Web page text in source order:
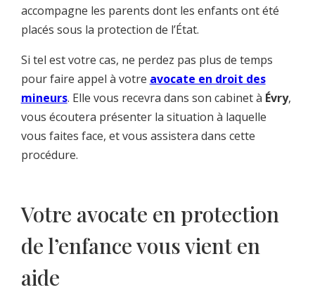
accompagne les parents dont les enfants ont été
placés sous la protection de l’État.
Si tel est votre cas, ne perdez pas plus de temps
pour faire appel à votre avocate en droit des
mineurs. Elle vous recevra dans son cabinet à Évry,
vous écoutera présenter la situation à laquelle
vous faites face, et vous assistera dans cette
procédure.
Votre avocate en protection
de l’enfance vous vient en
aide